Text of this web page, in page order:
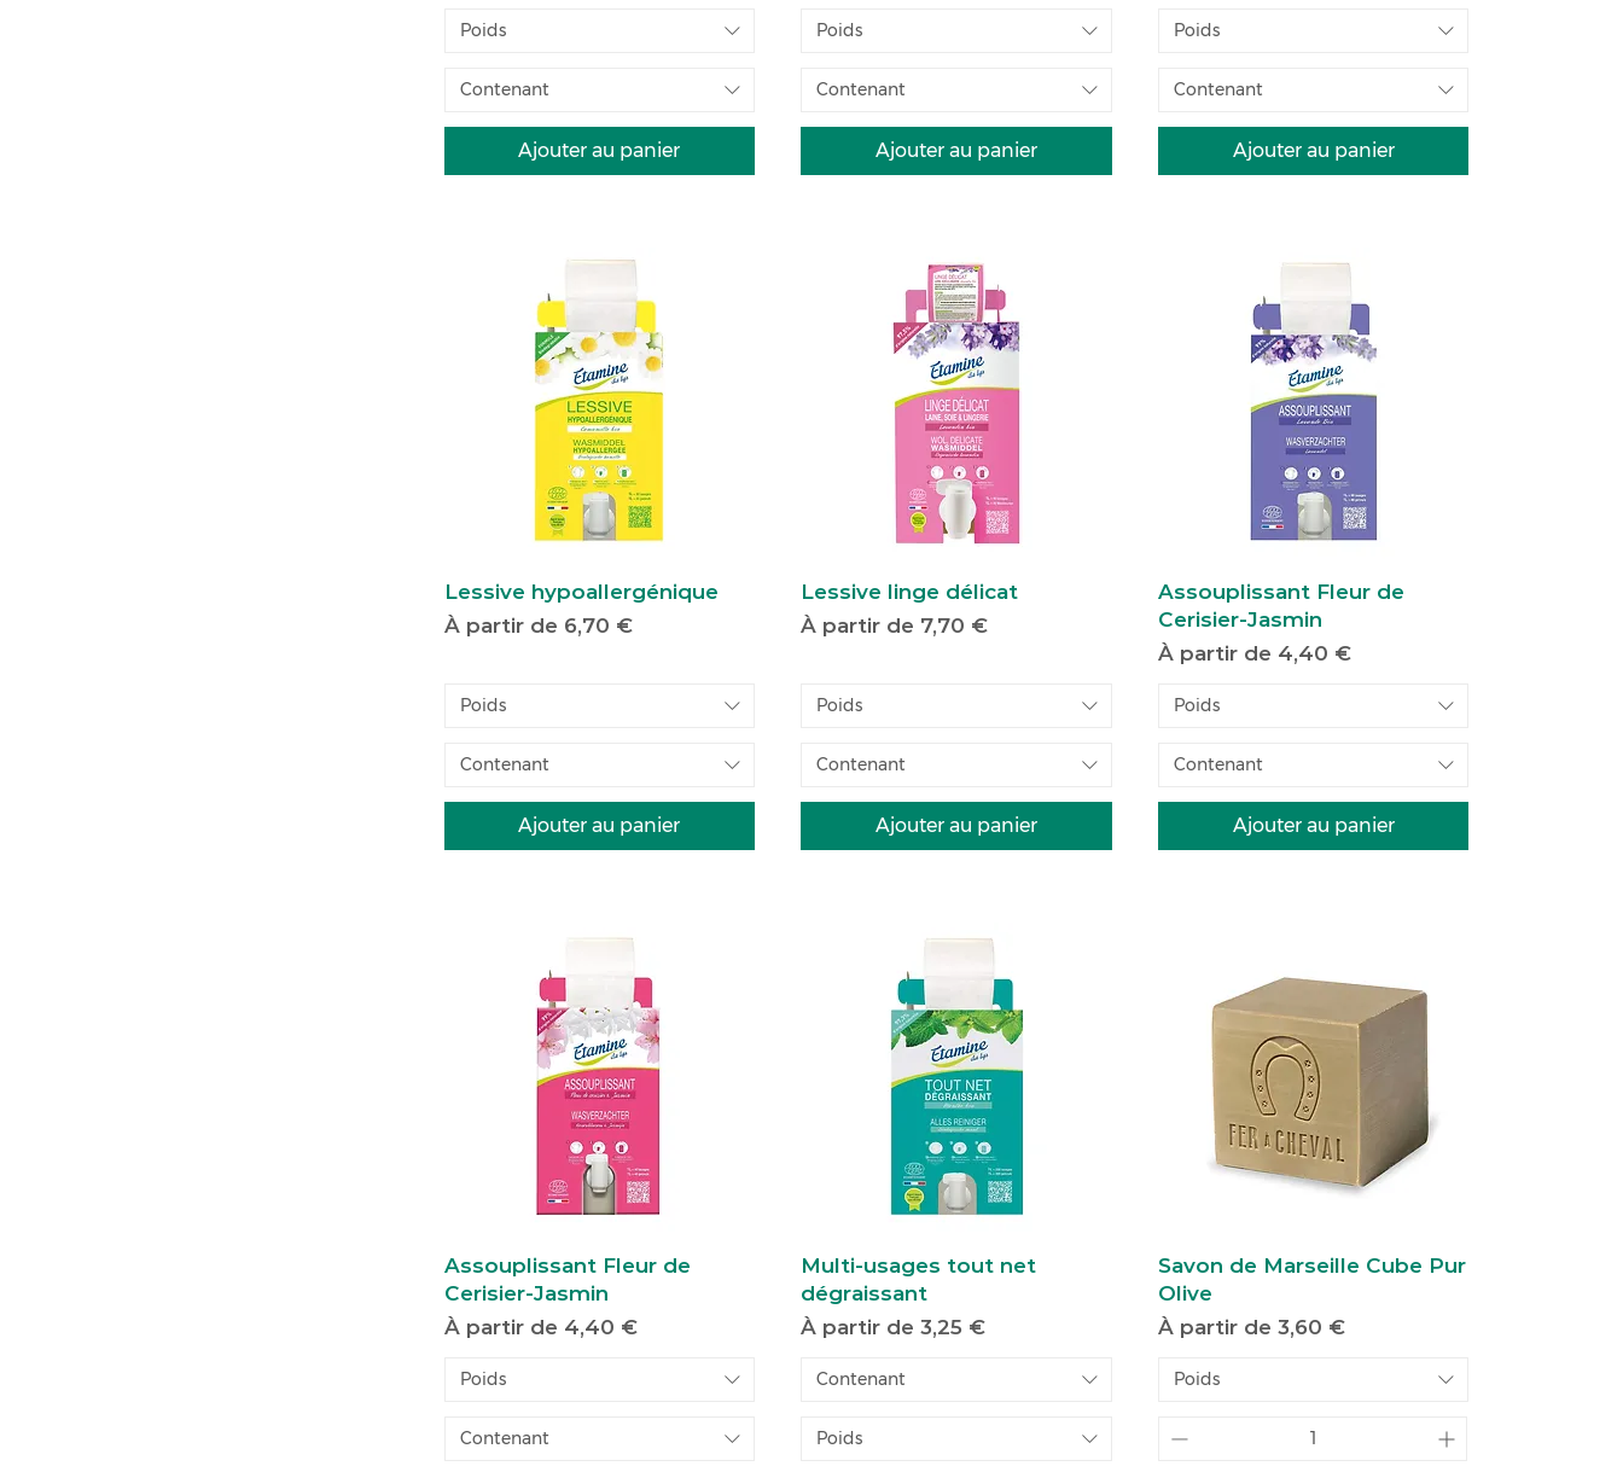
Poids
Contenant
Ajouter au panier
Poids
Contenant
Ajouter au panier
Poids
Contenant
Ajouter au panier
Lessive hypoallergénique
À partir de 6,70 €
Prix promotionnel
Poids
Contenant
Ajouter au panier
Lessive linge délicat
À partir de 7,70 €
Prix promotionnel
Poids
Contenant
Ajouter au panier
Assouplissant Fleur de
Cerisier-Jasmin
À partir de 4,40 €
Prix promotionnel
Poids
Contenant
Ajouter au panier
Assouplissant Fleur de
Cerisier-Jasmin
À partir de 4,40 €
Prix promotionnel
Poids
Contenant
Multi-usages tout net
dégraissant
À partir de3,25 €
Prix promotionnel
Contenant
Poids
Savon de Marseille Cube Pur
Olive
À partir de 3,60 €
Prix promotionnel
Poids